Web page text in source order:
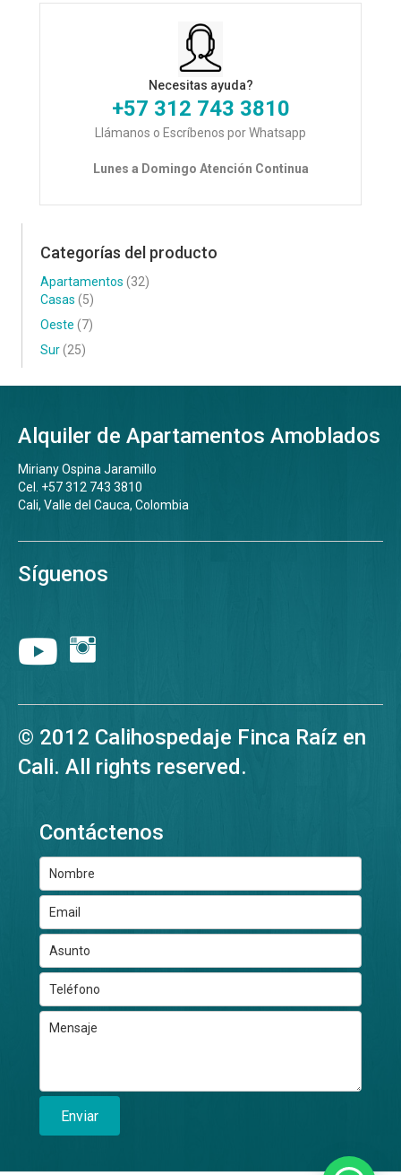
Necesitas ayuda?
+57 312 743 3810
Llámanos o Escríbenos por Whatsapp
Lunes a Domingo Atención Continua
Categorías del producto
Apartamentos (32)
Casas (5)
Oeste (7)
Sur(25)
Alquiler de Apartamentos Amoblados
Miriany Ospina Jaramillo
Cel. +57 312 743 3810
Cali, Valle del Cauca, Colombia
Síguenos
© 2012 Calihospedaje Finca Raíz en
Cali. All rights reserved.
Contáctenos
Enviar